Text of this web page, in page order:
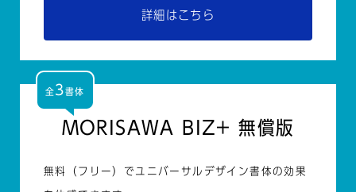
詳細はこちら
全3書体
MORISAWA BIZ+ 無償版
無料（フリー）でユニバーサルデザイン書体の効果